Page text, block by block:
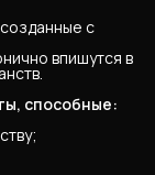
с
впишутся в
способные: